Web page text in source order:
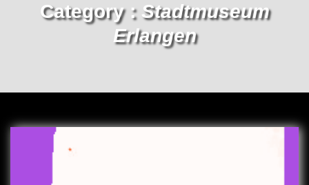
Category : Stadtmuseum
Erlangen